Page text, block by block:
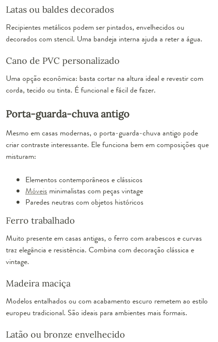
Latas ou baldes decorados
Recipientes metálicos podem ser pintados, envelhecidos ou
decorados com stencil. Uma bandeja interna ajuda a reter a água.
Cano de PVC personalizado
Uma opção econômica: basta cortar na altura ideal e revestir com
corda, tecido ou tinta. É funcional e fácil de fazer.
Porta-guarda-chuva antigo
Mesmo em casas modernas, o porta-guarda-chuva antigo pode
criar contraste interessante. Ele funciona bem em composições que
misturam:
Elementos contemporâneos e clássicos
Móveis minimalistas com peças vintage
Paredes neutras com objetos históricos
Ferro trabalhado
Muito presente em casas antigas, o ferro com arabescos e curvas
traz elegância e resistência. Combina com decoração clássica e
vintage.
Madeira maciça
Modelos entalhados ou com acabamento escuro remetem ao estilo
europeu tradicional. São ideais para ambientes mais formais.
Latão ou bronze envelhecido